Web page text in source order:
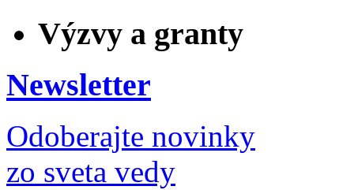
Výzvy a granty
Newsletter
Odoberajte novinky
zo sveta vedy